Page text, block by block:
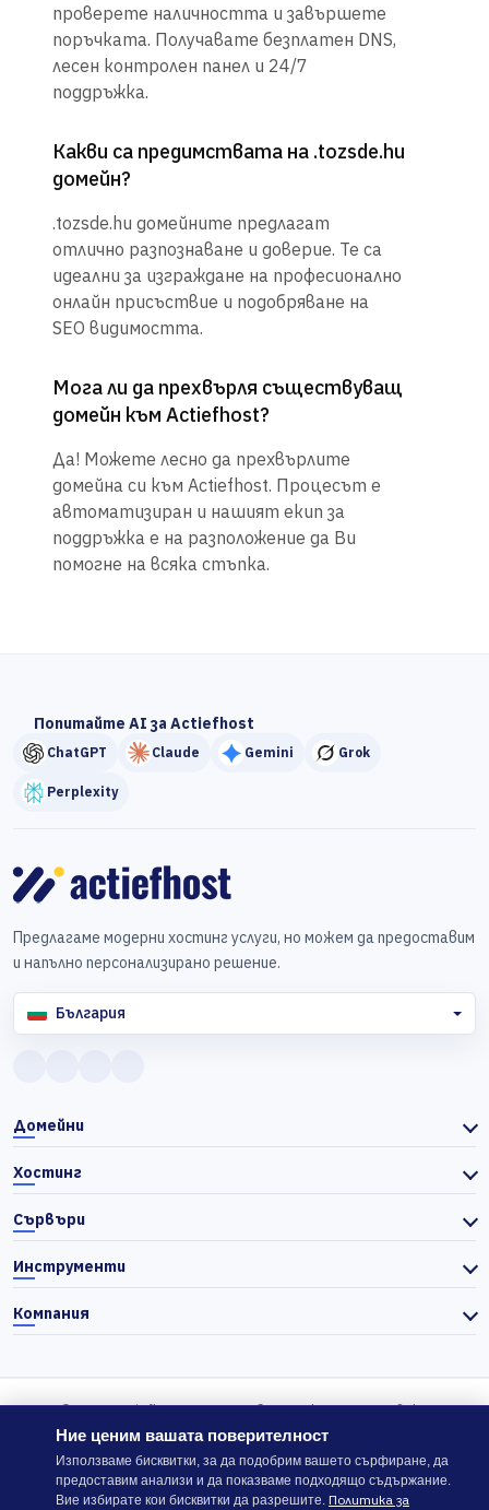
проверете наличността и завършете
поръчката. Получавате безплатен DNS,
лесен контролен панел и 24/7
поддръжка.
Какви са предимствата на .tozsde.hu
домейн?
.tozsde.hu домейните предлагат
отлично разпознаване и доверие. Те са
идеални за изграждане на професионално
онлайн присъствие и подобряване на
SEO видимостта.
Мога ли да прехвърля съществуващ
домейн към Actiefhost?
Да! Можете лесно да прехвърлите
домейна си към Actiefhost. Процесът е
автоматизиран и нашият екип за
поддръжка е на разположение да Ви
помогне на всяка стъпка.
Попитайте AI за Actiefhost
ChatGPT Claude Gemini Grok
Perplexity
Предлагаме модерни хостинг услуги, но можем да предоставим
и напълно персонализирано решение.
България
Домейни
Хостинг
Сървъри
Инструменти
Компания
© 2026 Actiefhost. Съгласно българското търговско
законодателство цените в сайта се показват без ДДС, а ДДС се
изчислява отделно при завършване на поръчката, когато е
приложимо.
Ние ценим вашата поверителност
Използваме бисквитки, за да подобрим вашето сърфиране, да
предоставим анализи и да показваме подходящо съдържание.
Вие избирате кои бисквитки да разрешите. Политика за